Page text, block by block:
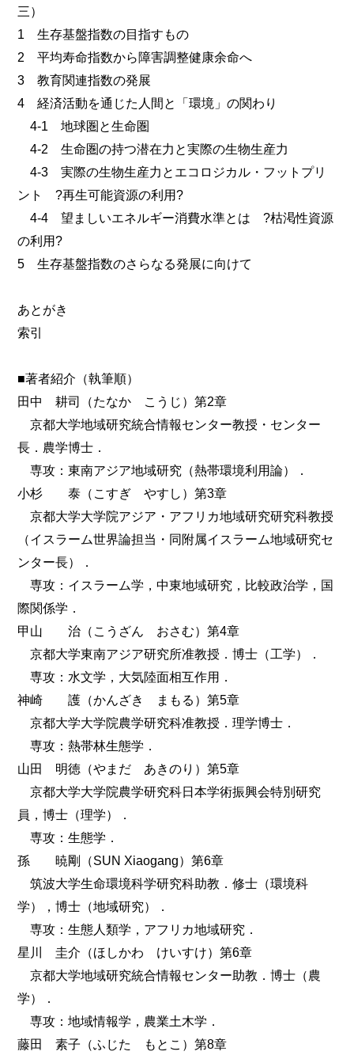
三）
1 生存基盤指数の目指すもの
2 平均寿命指数から障害調整健康余命へ
3 教育関連指数の発展
4 経済活動を通じた人間と「環境」の関わり
4-1 地球圏と生命圏
4-2 生命圏の持つ潜在力と実際の生物生産力
4-3 実際の生物生産力とエコロジカル・フットプリ
ント ?再生可能資源の利用?
4-4 望ましいエネルギー消費水準とは ?枯渇性資源
の利用?
5 生存基盤指数のさらなる発展に向けて
あとがき
索引
■著者紹介（執筆順）
田中 耕司（たなか こうじ）第2章
京都大学地域研究統合情報センター教授・センター
長．農学博士．
専攻：東南アジア地域研究（熱帯環境利用論）．
小杉 泰（こすぎ やすし）第3章
京都大学大学院アジア・アフリカ地域研究研究科教授
（イスラーム世界論担当・同附属イスラーム地域研究セ
ンター長）．
専攻：イスラーム学，中東地域研究，比較政治学，国
際関係学．
甲山 治（こうざん おさむ）第4章
京都大学東南アジア研究所准教授．博士（工学）．
専攻：水文学，大気陸面相互作用．
神崎 護（かんざき まもる）第5章
京都大学大学院農学研究科准教授．理学博士．
専攻：熱帯林生態学．
山田 明徳（やまだ あきのり）第5章
京都大学大学院農学研究科日本学術振興会特別研究
員，博士（理学）．
専攻：生態学．
孫 暁剛（SUN Xiaogang）第6章
筑波大学生命環境科学研究科助教．修士（環境科
学），博士（地域研究）．
専攻：生態人類学，アフリカ地域研究．
星川 圭介（ほしかわ けいすけ）第6章
京都大学地域研究統合情報センター助教．博士（農
学）．
専攻：地域情報学，農業土木学．
藤田 素子（ふじた もとこ）第8章